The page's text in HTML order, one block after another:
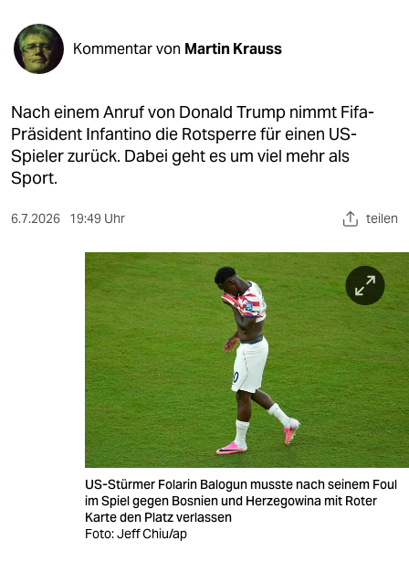
gesellschaft
kultur
sport
berlin
nord
wahrheit
veranstaltungen
fragen & hilfe
unterstützen
genossenschaft
Kommentar von Martin Krauss
Nach einem Anruf von Donald Trump nimmt Fifa-
Präsident Infantino die Rotsperre für einen US-
Spieler zurück. Dabei geht es um viel mehr als
Sport.
6.7.2026 19:49 Uhr teilen
US-Stürmer Folarin Balogun musste nach seinem Foul
im Spiel gegen Bosnien und Herzegowina mit Roter
Karte den Platz verlassen
Foto: Jeff Chiu/ap